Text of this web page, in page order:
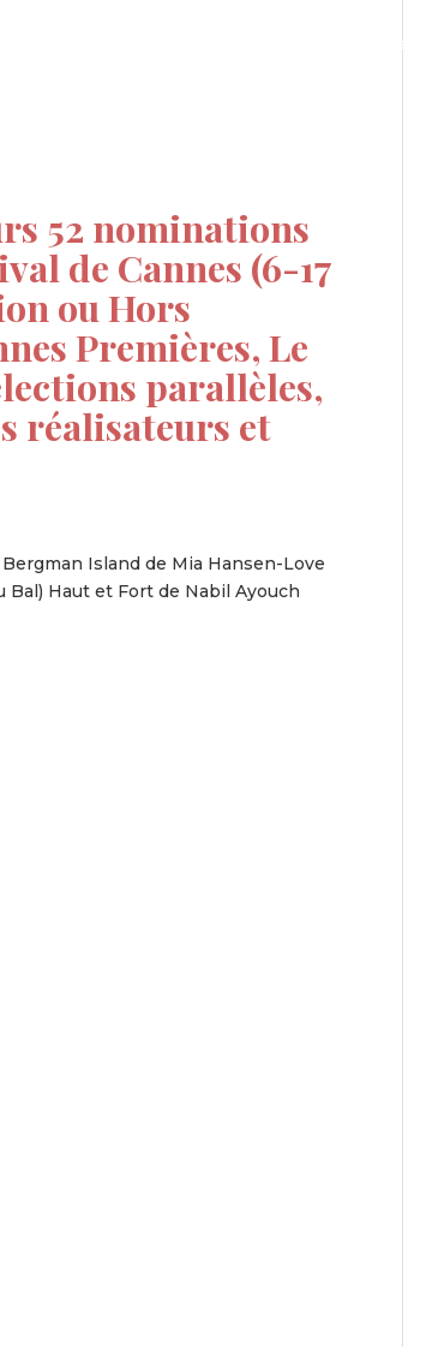
Nos Adhérents
52 nominations
de Cannes (6-17
ou Hors
Premières, Le
parallèles,
réalisateurs et
Island de Mia Hansen-Love
Bal) Haut et Fort de Nabil Ayouch